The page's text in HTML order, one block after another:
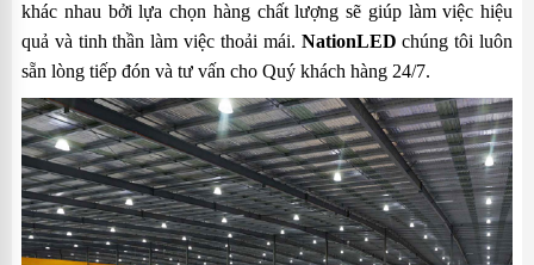
khác nhau bởi lựa chọn hàng chất lượng sẽ giúp làm việc hiệu
quả và tinh thần làm việc thoải mái. NationLED chúng tôi luôn
sẵn lòng tiếp đón và tư vấn cho Quý khách hàng 24/7.